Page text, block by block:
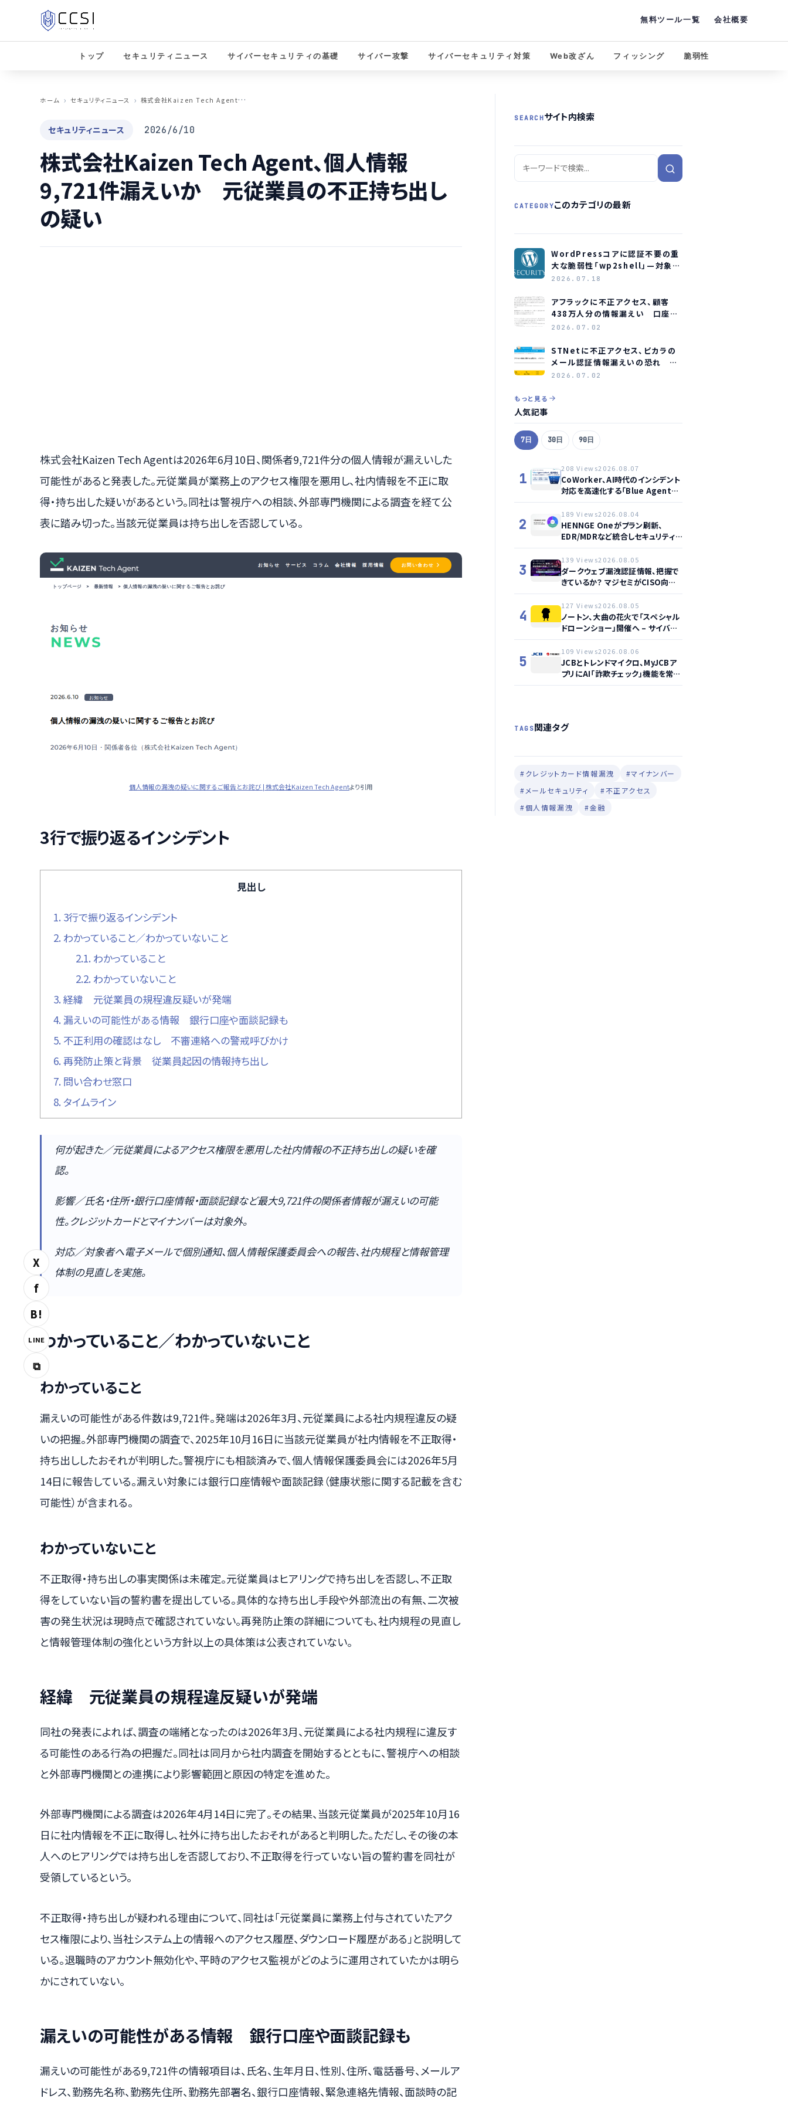
無料ツール一覧 会社概要
トップ セキュリティニュース サイバーセキュリティの基礎 サイバー攻撃 サイバーセキュリティ対策 Web改ざん フィッシング 脆弱性
ホーム
セキュリティニュース 株
式会社Kaizen Tech Agent、個人情報9,721件漏えいか 元従業員の不正持ち出しの疑い
X
f
B!
LINE
⧉
セキュリティニュース 2026/6/10
株式会社Kaizen Tech Agent、個人情報
9,721件漏えいか 元従業員の不正持ち出し
の疑い
株式会社Kaizen Tech Agentは2026年6月10日、関係者9,721件分の個人情報が漏えいした
可能性があると発表した。元従業員が業務上のアクセス権限を悪用し、社内情報を不正に取
得・持ち出した疑いがあるという。同社は警視庁への相談、外部専門機関による調査を経て公
表に踏み切った。当該元従業員は持ち出しを否認している。
個人情報の漏洩の疑いに関するご報告とお詫び | 株式会社Kaizen Tech Agentより引用
3行で振り返るインシデント
見出し
1. 3行で振り返るインシデント
2. わかっていること／わかっていないこと
2.1. わかっていること
2.2. わかっていないこと
3. 経緯 元従業員の規程違反疑いが発端
4. 漏えいの可能性がある情報 銀行口座や面談記録も
5. 不正利用の確認はなし 不審連絡への警戒呼びかけ
6. 再発防止策と背景 従業員起因の情報持ち出し
7. 問い合わせ窓口
8. タイムライン
何が起きた／元従業員によるアクセス権限を悪用した社内情報の不正持ち出しの疑いを確
認。
影響／氏名・住所・銀行口座情報・面談記録など最大9,721件の関係者情報が漏えいの可能
性。クレジットカードとマイナンバーは対象外。
対応／対象者へ電子メールで個別通知、個人情報保護委員会への報告、社内規程と情報管理
体制の見直しを実施。
わかっていること／わかっていないこと
わかっていること
漏えいの可能性がある件数は9,721件。発端は2026年3月、元従業員による社内規程違反の疑
いの把握。外部専門機関の調査で、2025年10月16日に当該元従業員が社内情報を不正取得・
持ち出ししたおそれが判明した。警視庁にも相談済みで、個人情報保護委員会には2026年5月
14日に報告している。漏えい対象には銀行口座情報や面談記録（健康状態に関する記載を含む
可能性）が含まれる。
わかっていないこと
不正取得・持ち出しの事実関係は未確定。元従業員はヒアリングで持ち出しを否認し、不正取
得をしていない旨の誓約書を提出している。具体的な持ち出し手段や外部流出の有無、二次被
害の発生状況は現時点で確認されていない。再発防止策の詳細についても、社内規程の見直し
と情報管理体制の強化という方針以上の具体策は公表されていない。
経緯 元従業員の規程違反疑いが発端
同社の発表によれば、調査の端緒となったのは2026年3月、元従業員による社内規程に違反す
る可能性のある行為の把握だ。同社は同月から社内調査を開始するとともに、警視庁への相談
と外部専門機関との連携により影響範囲と原因の特定を進めた。
外部専門機関による調査は2026年4月14日に完了。その結果、当該元従業員が2025年10月16
日に社内情報を不正に取得し、社外に持ち出したおそれがあると判明した。ただし、その後の本
人へのヒアリングでは持ち出しを否認しており、不正取得を行っていない旨の誓約書を同社が
受領しているという。
不正取得・持ち出しが疑われる理由について、同社は「元従業員に業務上付与されていたアク
セス権限により、当社システム上の情報へのアクセス履歴、ダウンロード履歴がある」と説明して
いる。退職時のアカウント無効化や、平時のアクセス監視がどのように運用されていたかは明ら
かにされていない。
漏えいの可能性がある情報 銀行口座や面談記録も
漏えいの可能性がある9,721件の情報項目は、氏名、生年月日、性別、住所、電話番号、メールア
ドレス、勤務先名称、勤務先住所、勤務先部署名、銀行口座情報、緊急連絡先情報、面談時の記
SEARCHサイト内検索
CATEGORYこのカテゴリの最新
WordPressコアに認証不要の重
大な脆弱性「wp2shell」—対象バ
ージョンと緊急対応
2026.07.18
アフラックに不正アクセス、顧客
438万人分の情報漏えい 口座情
報含む顧客も約23万人分
2026.07.02
STNetに不正アクセス、ピカラの
メール認証情報漏えいの恐れ 全
利用者にパスワード変更を要請
2026.07.02
もっと見る
人気記事
7日 30日 90日
1
208 Views2026.08.07
CoWorker、AI時代のインシデント
対応を高速化する「Blue Agent
CoWork」を提供開始
2
189 Views2026.08.04
HENNGE Oneがプラン刷新、
EDR/MDRなど統合しセキュリティ
強化へ
3
139 Views2026.08.05
ダークウェブ漏洩認証情報、把握で
きているか？ マジセミがCISO向け
ウェビナー開催へ
4
127 Views2026.08.05
ノートン、大曲の花火で「スペシャル
ドローンショー」開催へ – サイバー
セーフティ啓発
5
109 Views2026.08.06
JCBとトレンドマイクロ、MyJCBア
プリにAI「詐欺チェック」機能を常設
し不正対策を強化
TAGS関連タグ
#クレジットカード情報漏洩
#マイナンバー
#メールセキュリティ
#不正アクセス
#個人情報漏洩
#金融